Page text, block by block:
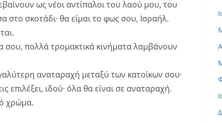
ως νέοι αντίπαλοι του λαού μου, του
σκοτάδι· θα είμαι το φως σου, Ισραήλ.
σου, πολλά τρομακτικά κινήματα λαμβάνουν
αναταραχή μεταξύ των κατοίκων σου·
επιλέξει, ιδού· όλα θα είναι σε αναταραχή.
χρώμα.